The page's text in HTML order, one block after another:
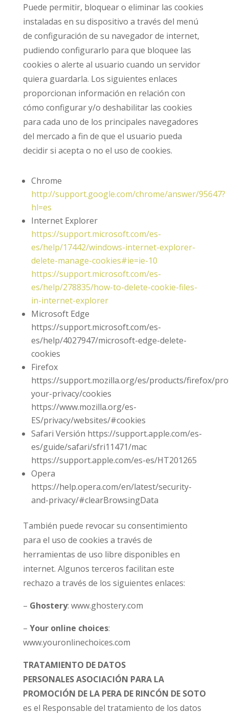
Puede permitir, bloquear o eliminar las cookies
instaladas en su dispositivo a través del menú
de configuración de su navegador de internet,
pudiendo configurarlo para que bloquee las
cookies o alerte al usuario cuando un servidor
quiera guardarla. Los siguientes enlaces
proporcionan información en relación con
cómo configurar y/o deshabilitar las cookies
para cada uno de los principales navegadores
del mercado a fin de que el usuario pueda
decidir si acepta o no el uso de cookies.
Chrome
http://support.google.com/chrome/answer/95647?
hl=es
Internet Explorer
https://support.microsoft.com/es-
es/help/17442/windows-internet-explorer-
delete-manage-cookies#ie=ie-10
https://support.microsoft.com/es-
es/help/278835/how-to-delete-cookie-files-
in-internet-explorer
Microsoft Edge
https://support.microsoft.com/es-
es/help/4027947/microsoft-edge-delete-
cookies
Firefox
https://support.mozilla.org/es/products/firefox/
your-privacy/cookies
https://www.mozilla.org/es-
ES/privacy/websites/#cookies
Safari Versión https://support.apple.com/es-
es/guide/safari/sfri11471/mac
https://support.apple.com/es-es/HT201265
Opera
https://help.opera.com/en/latest/security-
and-privacy/#clearBrowsingData
También puede revocar su consentimiento
para el uso de cookies a través de
herramientas de uso libre disponibles en
internet. Algunos terceros facilitan este
rechazo a través de los siguientes enlaces:
– Ghostery: www.ghostery.com
– Your online choices:
www.youronlinechoices.com
TRATAMIENTO DE DATOS
PERSONALESASOCIACIÓN PARA LA
PROMOCIÓN DE LA PERA DE RINCÓN DE SOTO
es el Responsable del tratamiento de los datos